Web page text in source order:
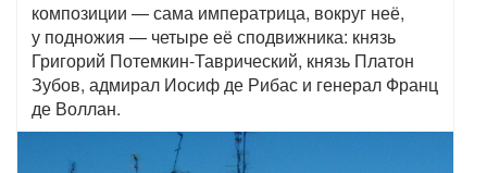
композиции — сама императрица, вокруг неё,
у подножия — четыре её сподвижника: князь
Григорий Потемкин-Таврический, князь Платон
Зубов, адмирал Иосиф де Рибас и генерал Франц
де Воллан.